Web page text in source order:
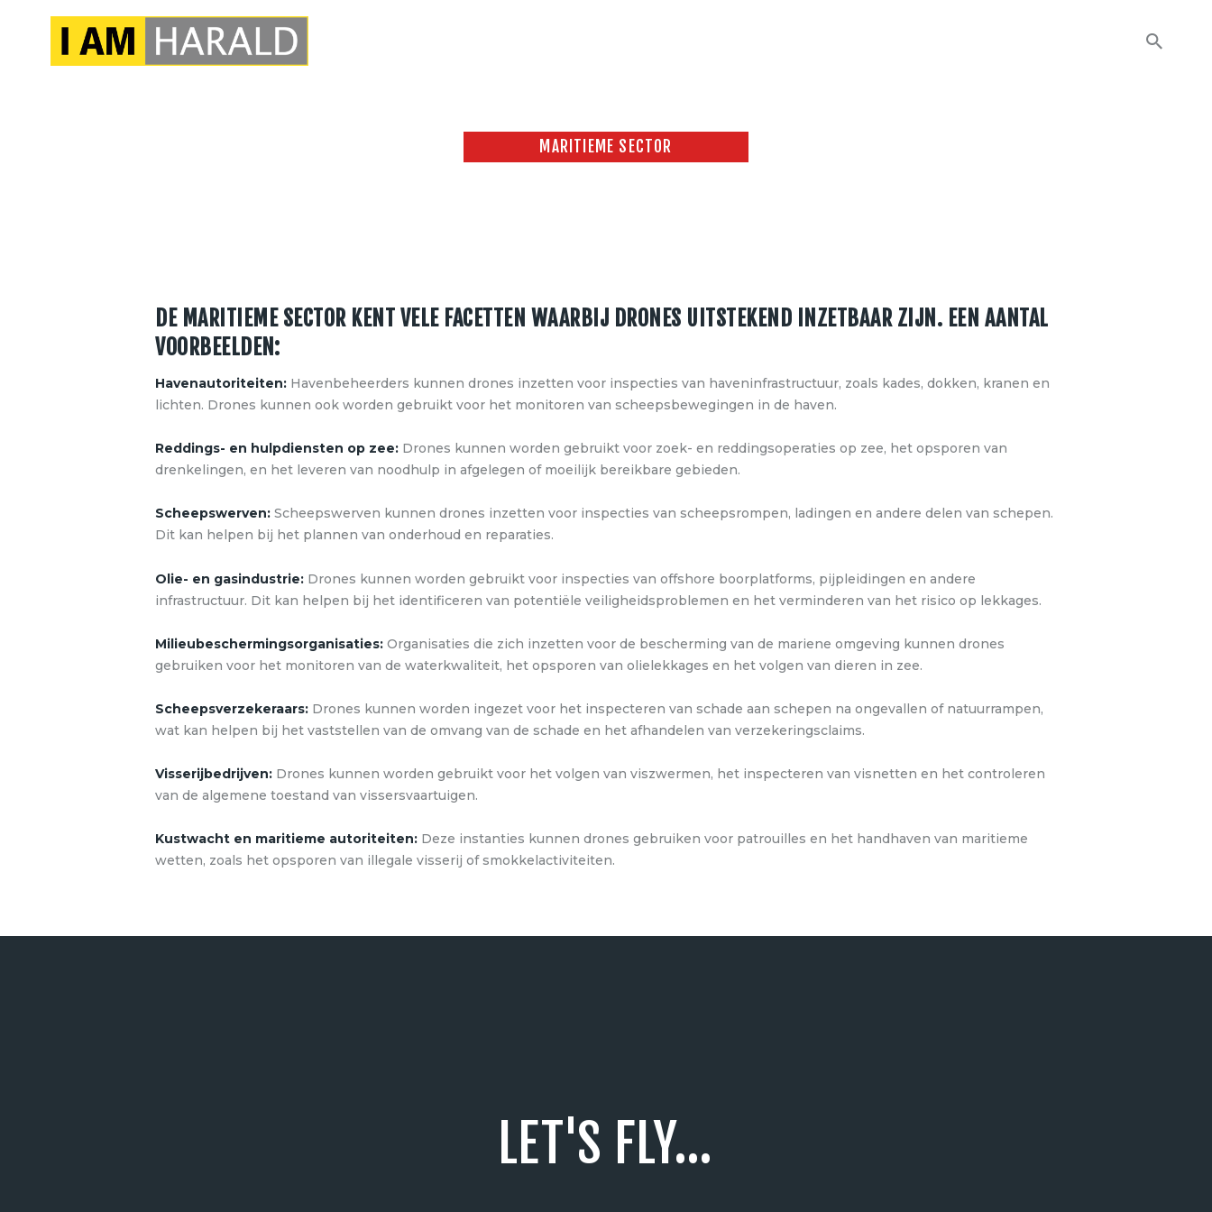
MARITIEME SECTOR
DE MARITIEME SECTOR KENT VELE FACETTEN WAARBIJ DRONES UITSTEKEND INZETBAAR ZIJN. EEN AANTAL
VOORBEELDEN:
Havenautoriteiten: Havenbeheerders kunnen drones inzetten voor inspecties van haveninfrastructuur, zoals kades, dokken, kranen en
lichten. Drones kunnen ook worden gebruikt voor het monitoren van scheepsbewegingen in de haven.
Reddings- en hulpdiensten op zee: Drones kunnen worden gebruikt voor zoek- en reddingsoperaties op zee, het opsporen van
drenkelingen, en het leveren van noodhulp in afgelegen of moeilijk bereikbare gebieden.
Scheepswerven: Scheepswerven kunnen drones inzetten voor inspecties van scheepsrompen, ladingen en andere delen van schepen.
Dit kan helpen bij het plannen van onderhoud en reparaties.
Olie- en gasindustrie: Drones kunnen worden gebruikt voor inspecties van offshore boorplatforms, pijpleidingen en andere
infrastructuur. Dit kan helpen bij het identificeren van potentiële veiligheidsproblemen en het verminderen van het risico op lekkages.
Milieubeschermingsorganisaties: Organisaties die zich inzetten voor de bescherming van de mariene omgeving kunnen drones
gebruiken voor het monitoren van de waterkwaliteit, het opsporen van olielekkages en het volgen van dieren in zee.
Scheepsverzekeraars: Drones kunnen worden ingezet voor het inspecteren van schade aan schepen na ongevallen of natuurrampen,
wat kan helpen bij het vaststellen van de omvang van de schade en het afhandelen van verzekeringsclaims.
Visserijbedrijven: Drones kunnen worden gebruikt voor het volgen van viszwermen, het inspecteren van visnetten en het controleren
van de algemene toestand van vissersvaartuigen.
Kustwacht en maritieme autoriteiten: Deze instanties kunnen drones gebruiken voor patrouilles en het handhaven van maritieme
wetten, zoals het opsporen van illegale visserij of smokkelactiviteiten.
LET'S FLY...